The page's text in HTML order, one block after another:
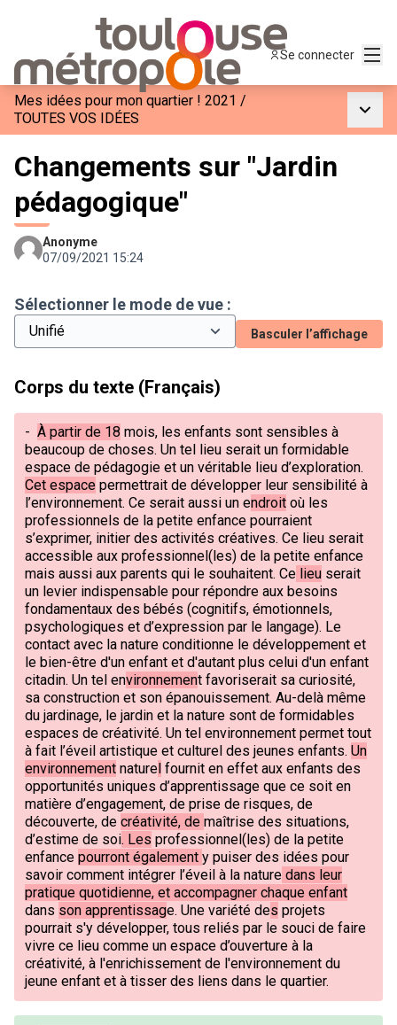
Se connecter
Mes idées pour mon quartier ! 2021 /
TOUTES VOS IDÉES
Changements sur "Jardin
pédagogique"
Anonyme
07/09/2021 15:24
Sélectionner le mode de vue :
Basculer l’affichage
Corps du texte (Français)
- À partir de 18 mois, les enfants sont sensibles à
beaucoup de choses. Un tel lieu serait un formidable
espace de pédagogie et un véritable lieu d’exploration.
Cet espace permettrait de développer leur sensibilité à
l’environnement. Ce serait aussi un endroit où les
professionnels de la petite enfance pourraient
s’exprimer, initier des activités créatives. Ce lieu serait
accessible aux professionnel(les) de la petite enfance
mais aussi aux parents qui le souhaitent. Ce lieu serait
un levier indispensable pour répondre aux besoins
fondamentaux des bébés (cognitifs, émotionnels,
psychologiques et d’expression par le langage). Le
contact avec la nature conditionne le développement et
le bien-être d'un enfant et d'autant plus celui d'un enfant
citadin. Un tel environnement favoriserait sa curiosité,
sa construction et son épanouissement. Au-delà même
du jardinage, le jardin et la nature sont de formidables
espaces de créativité. Un tel environnement permet tout
à fait l’éveil artistique et culturel des jeunes enfants. Un
environnement naturel fournit en effet aux enfants des
opportunités uniques d’apprentissage que ce soit en
matière d’engagement, de prise de risques, de
découverte, de créativité, de maîtrise des situations,
d’estime de soi. Les professionnel(les) de la petite
enfance pourront également y puiser des idées pour
savoir comment intégrer l’éveil à la nature dans leur
pratique quotidienne, et accompagner chaque enfant
dans son apprentissage. Une variété des projets
pourrait s'y développer, tous reliés par le souci de faire
vivre ce lieu comme un espace d’ouverture à la
créativité, à l'enrichissement de l'environnement du
jeune enfant et à tisser des liens dans le quartier.